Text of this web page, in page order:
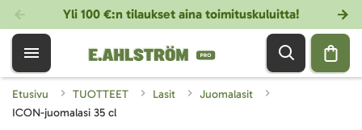
Yli 100 €:n tilaukset aina toimituskuluitta!
Etusivu TUOTTEET Lasit
Juomalasit
ICON-juomalasi 35 cl